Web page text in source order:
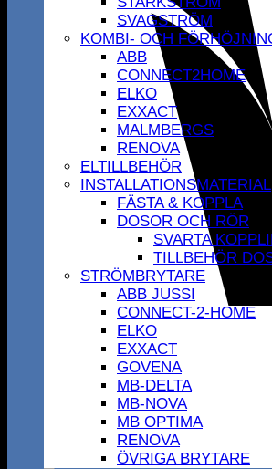
SVAGSTRÖM
KOMBI- OCH
ABB
CONNECT2HOME
ELKO
EXXACT
MALMBERGS
RENOVA
ELTILLBEHÖR
INSTALLATIONSMATERIAL
FÄSTA & KOPPLA
DOSOR OCH RÖR
SVARTA
TILLBEHÖR
STRÖMBRYTARE
ABB JUSSI
CONNECT-2-HOME
ELKO
EXXACT
GOVENA
MB-DELTA
MB-NOVA
MB OPTIMA
RENOVA
ÖVRIGA BRYTARE